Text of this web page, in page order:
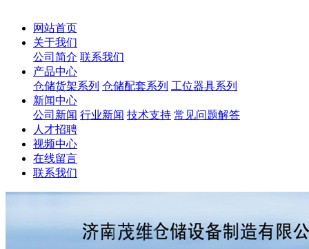
网站首页
关于我们
公司简介 联系我们
产品中心
仓储货架系列 仓储配套系列 工位器具系列
新闻中心
公司新闻 行业新闻 技术支持 常见问题解答
人才招聘
视频中心
在线留言
联系我们